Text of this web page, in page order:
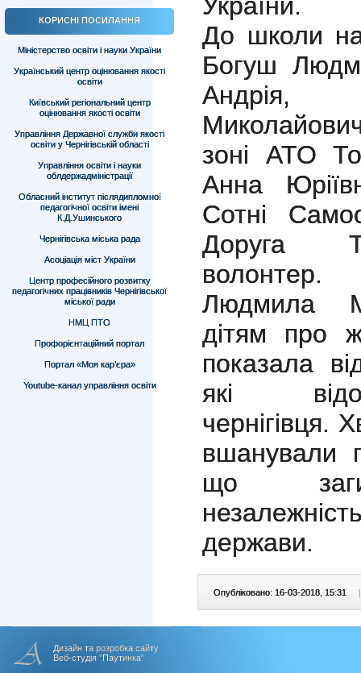
КОРИСНІ ПОСИЛАННЯ
Міністерство освіти і науки України
Український центр оцінювання якості
освіти
Київський регіональний центр
оцінювання якості освіти
Управління Державної служби якості
освіти у Чернігівській області
Управління освіти і науки
облдержадміністрації
Обласний інститут післядипломної
педагогічної освіти імені
К.Д.Ушинського
Чернігівська міська рада
Асоціація міст України
Центр професійного розвитку
педагогічних працівників Чернігівської
міської ради
НМЦ ПТО
Профорієнтаційний портал
Портал «Моя кар’єра»
Youtube-канал управління освіти
До школи на
Богуш
Андрія,
зоні АТО
Анна
Сотні
Доруга
волонтер.
Людмила
дітям про
показала
які
чернігівця.
вшанували
що
держави.
Опубліковано: 16-03-2018, 15:31 |
Дизайн та розробка сайту
Веб-студія "Паутинка"